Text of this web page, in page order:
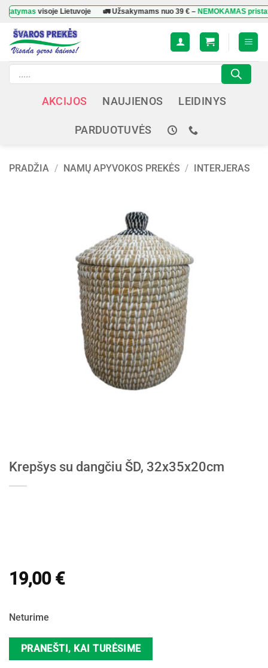
Skip
content
visoje Lietuvoje 🚛 Užsakymams nuo39 €–NEMOKAMAS
Products
search
AKCIJOS NAUJIENOS LEIDINYS
PARDUOTUVĖS
PRADŽIA / NAMŲ APYVOKOS PREKĖS / INTERJERAS
Krepšys su dangčiu ŠD, 32x35x20cm
19,00 €
Neturime
PRANEŠTI, KAI TURĖSIME